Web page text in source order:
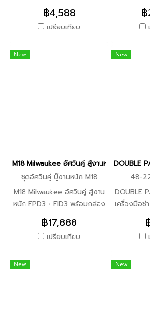
FIW212
1/2" คอ
(เครื่องเปล่า) พร้อมชุดบล็อค
ตามตัวเลือก ราคาพิเศษ PRO
Q3/2025 เลือกซื้อ ชุดลูก
ในราคาพิเศษ 3,653 จากราคา
กระแทกไร้สาย 1/2"(เครื่องเปล่า)
**รวมราคา 4,888 3.49-66-
7014 ชุดลูกบล็อกกระแทกยาว
1/2" (14 ชิ้น) + M12 FIW2F12
(เครื่องเปล่า) **รวมราคา 5,488
฿4,588
เปรียบเทียบ
ราคาพิเศ
ชุดราคาพิ
ส่วนลดโค
ชุด FULL
+48-22-
4.ชุดก
+48-22-
New
M18 Milwaukee อัศวินคู่ สู้งานหนัก FPD3 +
ชุดอัศวินคู่ บู๊งานหนัก M18
M18 Milwaukee อัศวินคู่ สู้งาน
หนัก FPD3 + FID3 พร้อมกล่อง
PACKOUT PRO Q3/2025
รายละเอียดสินค้าภายในชุด 1x I
สว่านกระแทกไร้สาย 18 โวลต์
กระแทกไร้สาย 18 โวลต์ (เครื่อง
฿17,888
เปรียบเทียบ
New
DOUBLE
48-
DOUBLE
เครื่องมือช่
พิเศษ
ราคาพิเ
ส่วนลดโค
ชุด
New New